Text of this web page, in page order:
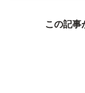
この記事